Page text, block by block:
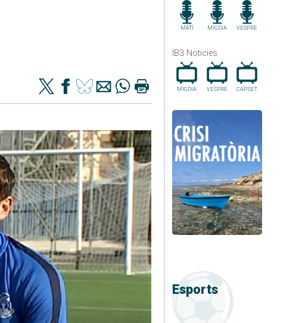
MATÍ MIGDIA VESPRE
IB3 Noticies
MIGDIA VESPRE CAP.SET
Esports